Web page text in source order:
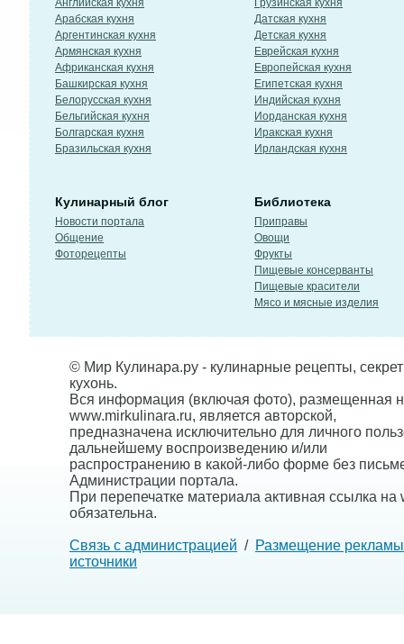
Английская кухня
Арабская кухня
Аргентинская кухня
Армянская кухня
Африканская кухня
Башкирская кухня
Белорусская кухня
Бельгийская кухня
Болгарская кухня
Бразильская кухня
Грузинская кухня
Датская кухня
Детская кухня
Еврейская кухня
Европейская кухня
Египетская кухня
Индийская кухня
Иорданская кухня
Иракская кухня
Ирландская кухня
Кулинарный блог
Новости портала
Общение
Фоторецепты
Библиотека
Приправы
Овощи
Фрукты
Пищевые консерванты
Пищевые красители
Мясо и мясные изделия
© Мир Кулинара.ру - кулинарные рецепты,
кухонь.
Вся информация (включая фото), размещенная
www.mirkulinara.ru, является авторской,
предназначена исключительно для личного
дальнейшему воспроизведению и/или
распространению в какой-либо форме без
Администрации портала.
При перепечатке материала активная ссылка на
обязательна.
Связь с администрацией / Размещение рекламы
источники